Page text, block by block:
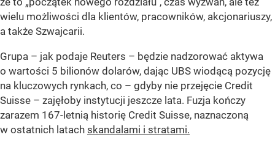
wielu możliwości dla klientów, pracowników, akcjonariuszy,
a także Szwajcarii.
Grupa – jak podaje Reuters – będzie nadzorować aktywa
o wartości 5 bilionów dolarów, dając UBS wiodącą pozycję
na kluczowych rynkach, co – gdyby nie przejęcie Credit
Suisse – zajęłoby instytucji jeszcze lata. Fuzja kończy
zarazem 167-letnią historię Credit Suisse, naznaczoną
w ostatnich latach skandalami i stratami.